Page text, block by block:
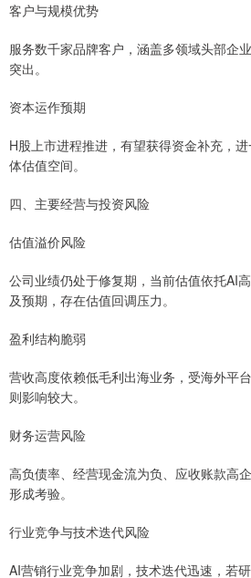
客户与规模优势
服务数千家品牌客户，涵盖多领域头部企
突出。
资本运作预期
H股上市进程推进，有望获得资金补充，
体估值空间。
四、主要经营与投资风险
估值溢价风险
公司业绩仍处于修复期，当前估值依托AI
及预期，存在估值回调压力。
盈利结构脆弱
营收高度依赖低毛利出海业务，受海外平
则影响较大。
财务运营风险
高负债率、经营现金流为负、应收账款高
形成考验。
行业竞争与技术迭代风险
AI营销行业竞争加剧，技术迭代迅速，若